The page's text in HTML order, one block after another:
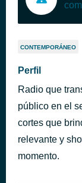
CONTEMPORÁNEO
Perfil
Radio que
público en el
cortes que
relevante y
momento.